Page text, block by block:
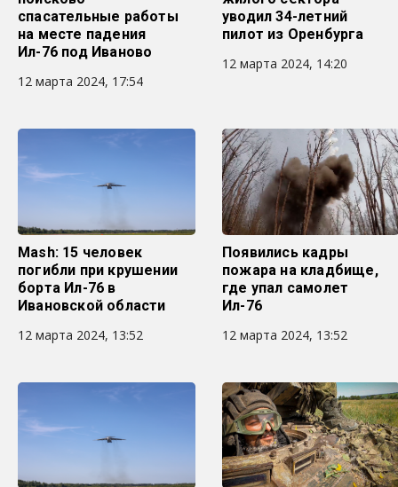
спасательные работы
на месте падения
Ил-76 под Иваново
12 марта 2024, 17:54
уводил 34-летний
пилот из Оренбурга
12 марта 2024, 14:20
Mash: 15 человек
погибли при крушении
борта Ил-76 в
Ивановской области
12 марта 2024, 13:52
Появились кадры
пожара на кладбище,
где упал самолет
Ил-76
12 марта 2024, 13:52